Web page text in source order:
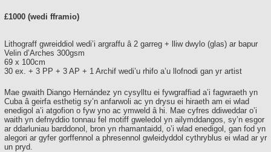
£1000 (wedi fframio)
Lithograff gwreiddiol wedi’i argraffu â 2 garreg + lliw dwylo (glas) ar bapur
Velin d’Arches 300gsm
69 x 100cm
30 ex. + 3 PP + 3 AP + 1 Archif wedi’u rhifo a’u llofnodi gan yr artist
Mae gwaith Diango Hernández yn cysylltu ei fywgraffiad a’i fagwraeth yn
Cuba â geirfa esthetig sy’n anfarwoli ac yn drysu ei hiraeth am ei wlad
enedigol a’i atgofion o fyw yno ac ymweld â hi. Mae cyfres ddiweddar o’i
waith yn defnyddio tonnau fel motiff gweledol yn ailymddangos, sy’n esgor
ar ddarluniau barddonol, bron yn rhamantaidd, o’i wlad enedigol, gan fod yn
alegori ar gyfer gorffennol a phresennol gwleidyddol cythryblus ei wlad ar yr
un pryd.